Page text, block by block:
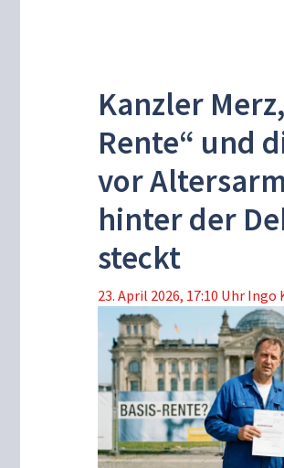
Kanzler
Rente“ und
vor
hinter der
steckt
23. April 2026, 17:10 Uhr Ingo